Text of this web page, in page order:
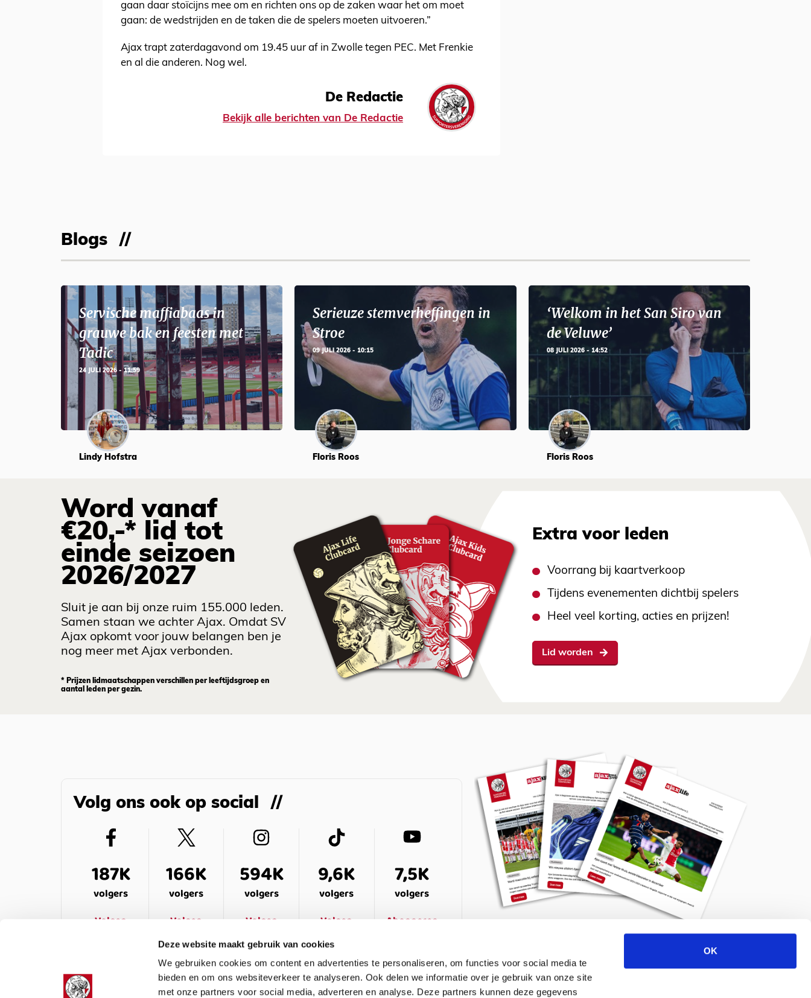
Deze website maakt gebruik van cookies
We gebruiken cookies om content en advertenties te personaliseren, om functies voor social media te
bieden en om ons websiteverkeer te analyseren. Ook delen we informatie over je gebruik van onze site
met onze partners voor social media, adverteren en analyse. Deze partners kunnen deze gegevens
OK
gaan daar stoïcijns mee om en richten ons op de zaken waar het om moet
gaan: de wedstrijden en de taken die de spelers moeten uitvoeren.”
Ajax trapt zaterdagavond om 19.45 uur af in Zwolle tegen PEC. Met Frenkie
en al die anderen. Nog wel.
De Redactie
Bekijk alle berichten van De Redactie
Blogs
Servische maffiabaas in
grauwe bak en feesten met
Tadic
24 JULI 2026 - 11:59
Lindy Hofstra
Serieuze stemverheffingen in
Stroe
09 JULI 2026 - 10:15
Floris Roos
‘Welkom in het San Siro van
de Veluwe’
08 JULI 2026 - 14:52
Floris Roos
Word vanaf
€20,-* lid tot
einde seizoen
2026/2027
Sluit je aan bij onze ruim 155.000 leden.
Samen staan we achter Ajax. Omdat SV
Ajax opkomt voor jouw belangen ben je
nog meer met Ajax verbonden.
* Prijzen lidmaatschappen verschillen per leeftijdsgroep en
aantal leden per gezin.
Extra voor leden
Voorrang bij kaartverkoop
Tijdens evenementen dichtbij spelers
Heel veel korting, acties en prijzen!
Lid worden
Volg ons ook op social
187K
volgers
Volgen
166K
volgers
Volgen
594K
volgers
Volgen
9,6K
volgers
Volgen
7,5K
volgers
Abonneren
Meld je aan voor de nieuwsbrief